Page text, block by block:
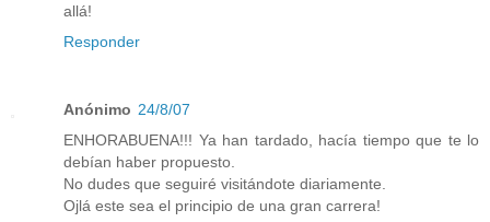
allá!
Responder
Anónimo 24/8/07
ENHORABUENA!!! Ya han tardado, hacía tiempo que te lo
debían haber propuesto.
No dudes que seguiré visitándote diariamente.
Ojlá este sea el principio de una gran carrera!